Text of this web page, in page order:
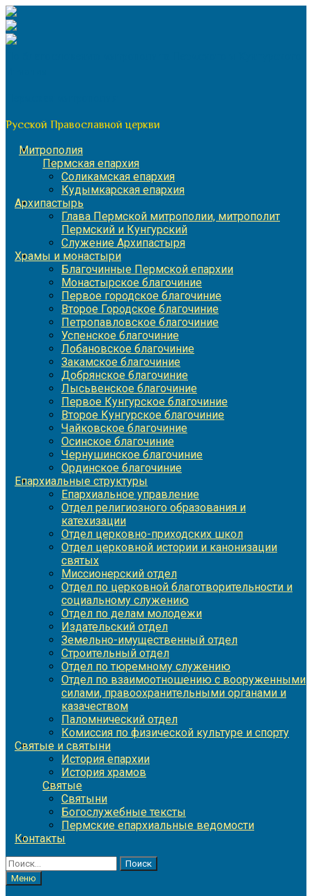
Перейти
к
содержимому
Русской Православной церкви
Митрополия
Пермская епархия
Соликамская епархия
Кудымкарская епархия
Архипастырь
Глава Пермской митрополии, митрополит
Пермский и Кунгурский
Служение Архипастыря
Храмы и монастыри
Благочинные Пермской епархии
Монастырское благочиние
Первое городское благочиние
Второе Городское благочиние
Петропавловское благочиние
Успенское благочиние
Лобановское благочиние
Закамское благочиние
Добрянское благочиние
Лысьвенское благочиние
Первое Кунгурское благочиние
Второе Кунгурское благочиние
Чайковское благочиние
Осинское благочиние
Чернушинское благочиние
Ординское благочиние
Епархиальные структуры
Епархиальное управление
Отдел религиозного образования и
катехизации
Отдел церковно-приходских школ
Отдел церковной истории и канонизации
святых
Миссионерский отдел
Отдел по церковной благотворительности и
социальному служению
Отдел по делам молодежи
Издательский отдел
Земельно-имущественный отдел
Строительный отдел
Отдел по тюремному служению
Отдел по взаимоотношению с вооруженными
силами, правоохранительными органами и
казачеством
Паломнический отдел
Комиссия по физической культуре и спорту
Святые и святыни
История епархии
История храмов
Святые
Святыни
Богослужебные тексты
Пермские епархиальные ведомости
Контакты
Найти:
Меню